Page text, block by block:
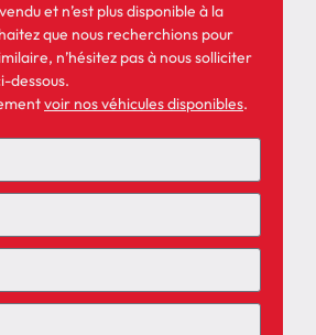
et n’est plus disponible à la
que nous recherchions pour
n’hésitez pas à nous solliciter
dessous.
voir nos véhicules disponibles.